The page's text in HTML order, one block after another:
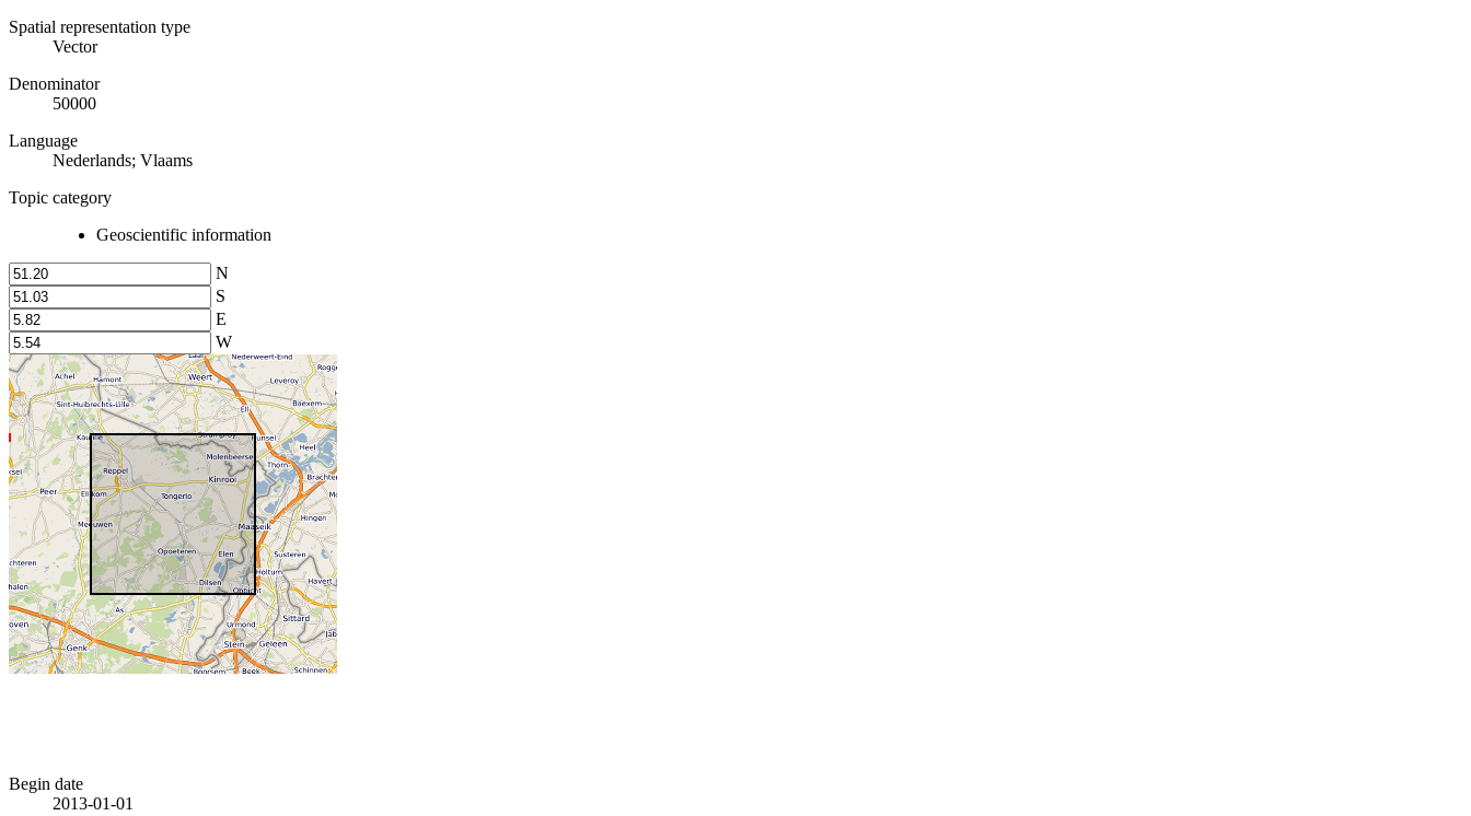
Spatial representation type
Vector
Denominator
50000
Language
Nederlands; Vlaams
Topic category
Geoscientific information
N
S
E
W
Begin date
2013-01-01